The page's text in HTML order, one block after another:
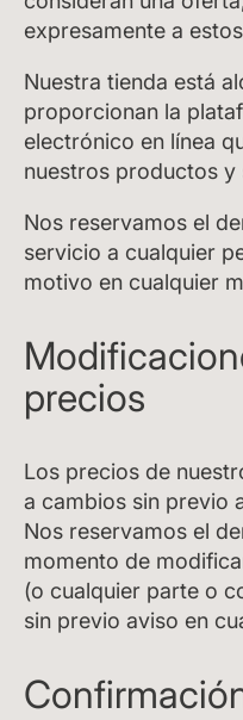
expresamente a
Nuestra tienda está
proporcionan la
electrónico en línea
nuestros productos y
Nos reservamos el
servicio a cualquier
motivo en cualquier
precios
Los precios de
a cambios sin previo
Nos reservamos el
momento de
(o cualquier parte o
sin previo aviso en